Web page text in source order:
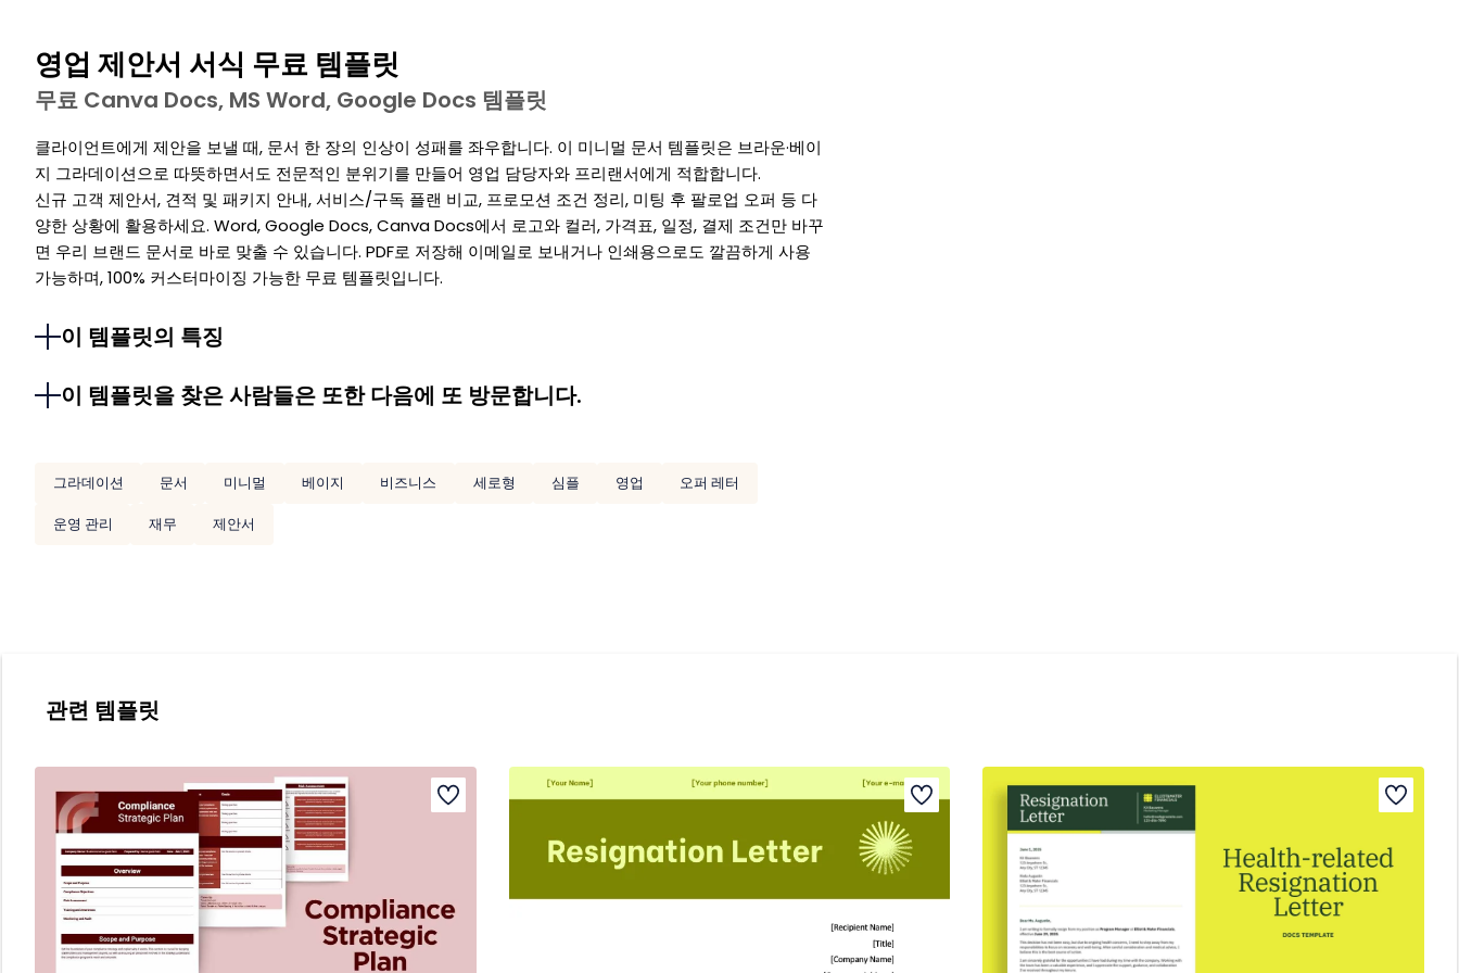
영업 제안서 서식 무료 템플릿
무료 Canva Docs, MS Word, Google Docs 템플릿
클라이언트에게 제안을 보낼 때, 문서 한 장의 인상이 성패를 좌우합니다. 이 미니멀 문서 템플릿은 브라운·베이
지 그라데이션으로 따뜻하면서도 전문적인 분위기를 만들어 영업 담당자와 프리랜서에게 적합합니다.
신규 고객 제안서, 견적 및 패키지 안내, 서비스/구독 플랜 비교, 프로모션 조건 정리, 미팅 후 팔로업 오퍼 등 다
양한 상황에 활용하세요. Word, Google Docs, Canva Docs에서 로고와 컬러, 가격표, 일정, 결제 조건만 바꾸
면 우리 브랜드 문서로 바로 맞출 수 있습니다. PDF로 저장해 이메일로 보내거나 인쇄용으로도 깔끔하게 사용
가능하며, 100% 커스터마이징 가능한 무료 템플릿입니다.
이 템플릿의 특징
이 템플릿을 찾은 사람들은 또한 다음에 또 방문합니다.
그라데이션 문서 미니멀 베이지 비즈니스 세로형 심플 영업
오퍼 레터
운영 관리
재무 제안서
관련 템플릿